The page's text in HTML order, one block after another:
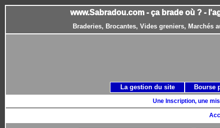
www.Sabradou.com - ça brade où ? -
Braderies, Brocantes, Vides greniers, Marchés
Une Inscription, une
La gestion du site Bourse